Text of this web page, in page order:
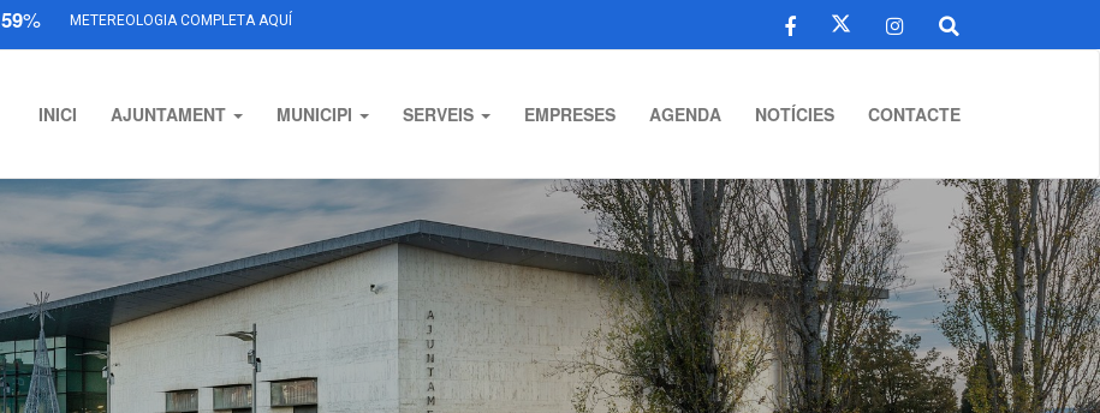
59% METEREOLOGIA COMPLETA AQUÍ
INICI AJUNTAMENT MUNICIPI SERVEIS EMPRESES AGENDA NOTÍCIES CONTACTE